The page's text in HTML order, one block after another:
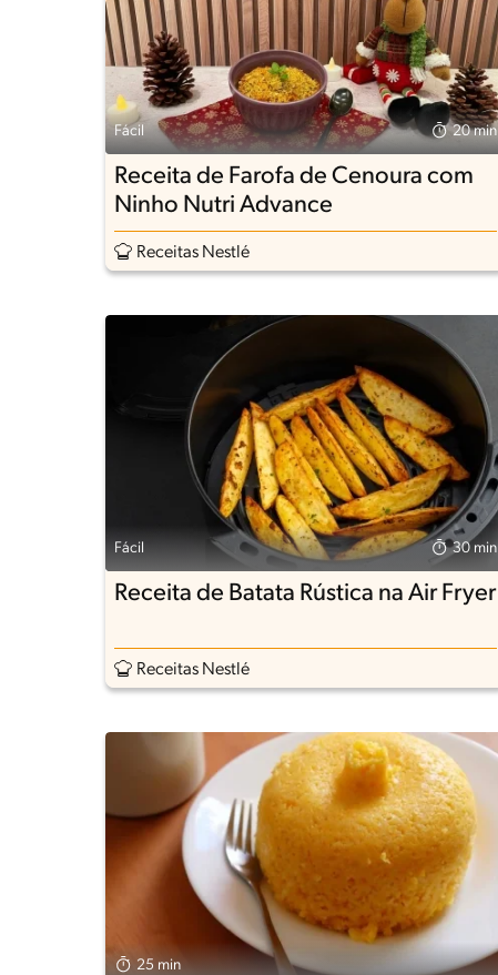
Fácil 20 min
Receita de Farofa de Cenoura com
Ninho Nutri Advance
Receitas Nestlé
Fácil 30 min
Receita de Batata Rústica na Air Fryer
Receitas Nestlé
25 min